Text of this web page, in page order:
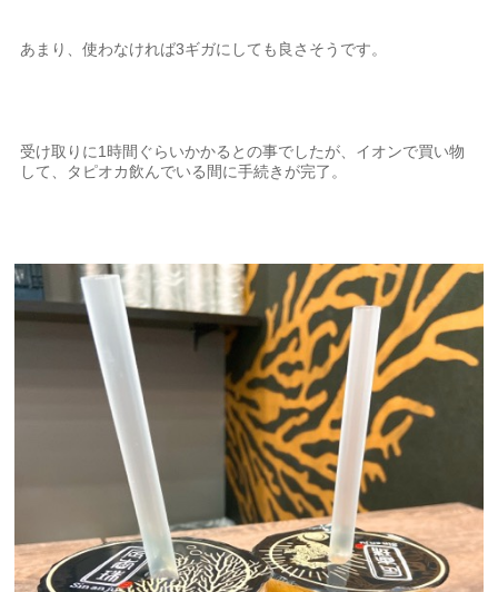
あまり、使わなければ3ギガにしても良さそうです。
受け取りに1時間ぐらいかかるとの事でしたが、イオンで買い物
して、タピオカ飲んでいる間に手続きが完了。